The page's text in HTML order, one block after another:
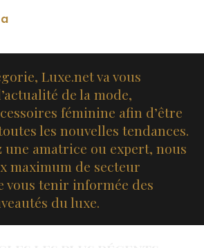
Luxe.net va vous
de la mode,
féminine afin d’être
les nouvelles tendances.
une amatrice ou expert, nous
maximum de secteur
vous tenir informée des
du luxe.